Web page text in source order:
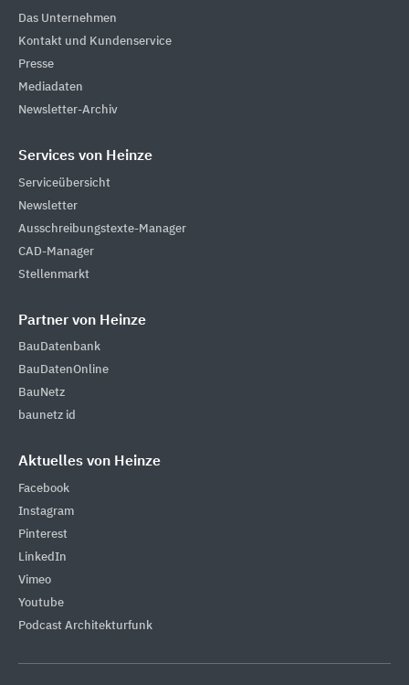
Das Unternehmen
Kontakt und Kundenservice
Presse
Mediadaten
Newsletter-Archiv
Services von Heinze
Serviceübersicht
Newsletter
Ausschreibungstexte-Manager
CAD-Manager
Stellenmarkt
Partner von Heinze
BauDatenbank
BauDatenOnline
BauNetz
baunetz id
Aktuelles von Heinze
Facebook
Instagram
Pinterest
LinkedIn
Vimeo
Youtube
Podcast Architekturfunk